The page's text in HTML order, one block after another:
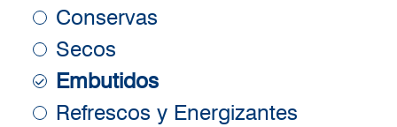
Conservas
Secos
Embutidos
Refrescos y Energizantes